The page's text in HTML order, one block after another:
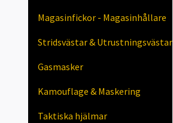
Magasinfickor - Magasinhållare
Stridsvästar & Utrustningsvästar
Gasmasker
Kamouflage & Maskering
Taktiska hjälmar